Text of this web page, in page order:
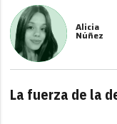
Alicia
Núñez
La fuerza de la